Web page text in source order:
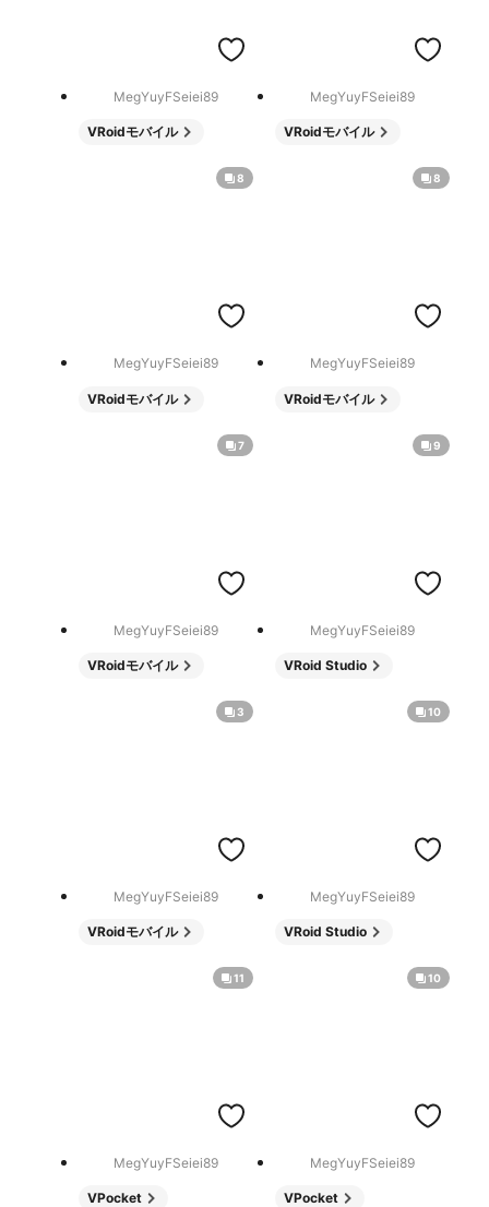
MegYuyFSeiei89
VRoidモバイル
MegYuyFSeiei89
VRoidモバイル
8
MegYuyFSeiei89
VRoidモバイル
8
MegYuyFSeiei89
VRoidモバイル
7
MegYuyFSeiei89
VRoidモバイル
9
MegYuyFSeiei89
VRoid Studio
3
MegYuyFSeiei89
VRoidモバイル
10
MegYuyFSeiei89
VRoid Studio
11
MegYuyFSeiei89
VPocket
10
MegYuyFSeiei89
VPocket